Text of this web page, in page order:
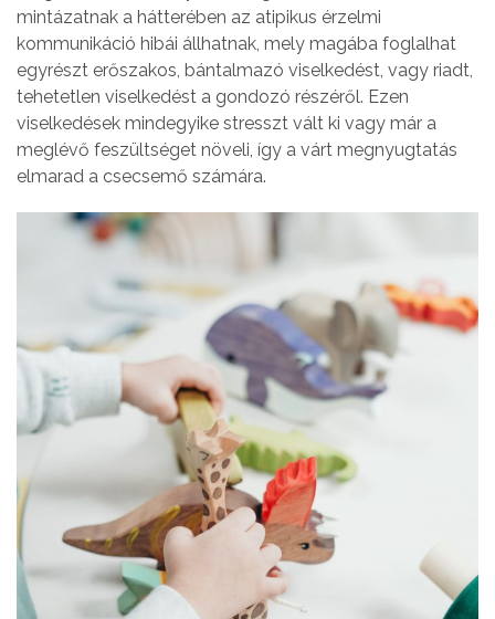
mintázatnak a hátterében az atipikus érzelmi
kommunikáció hibái állhatnak, mely magába foglalhat
egyrészt erőszakos, bántalmazó viselkedést, vagy riadt,
tehetetlen viselkedést a gondozó részéről. Ezen
viselkedések mindegyike stresszt vált ki vagy már a
meglévő feszültséget növeli, így a várt megnyugtatás
elmarad a csecsemő számára.